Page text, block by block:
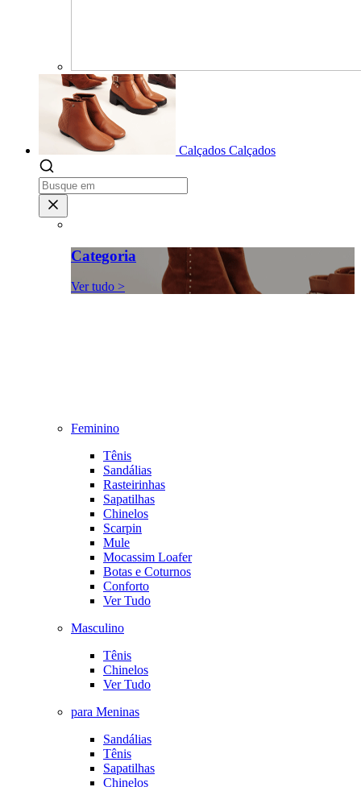
Calçados Calçados
Categoria
Ver tudo >
Feminino
Tênis
Sandálias
Rasteirinhas
Sapatilhas
Chinelos
Scarpin
Mule
Mocassim Loafer
Botas e Coturnos
Conforto
Ver Tudo
Masculino
Tênis
Chinelos
Ver Tudo
para Meninas
Sandálias
Tênis
Sapatilhas
Chinelos